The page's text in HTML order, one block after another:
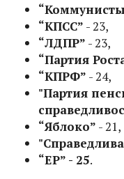
“КПСС” - 23,
“ЛДПР” - 23,
“Партия
“КПРФ” - 24,
"Партия
“Яблоко” - 21,
“ЕР” - 25.